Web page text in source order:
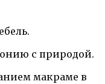
с природой.
макраме в